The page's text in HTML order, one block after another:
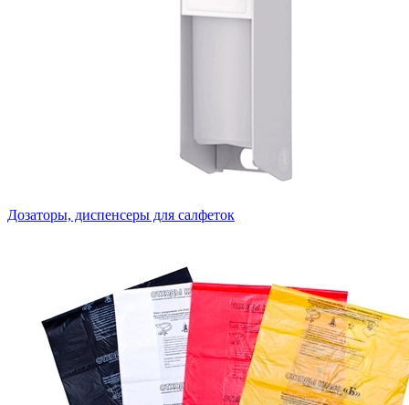
Дозаторы, диспенсеры для салфеток